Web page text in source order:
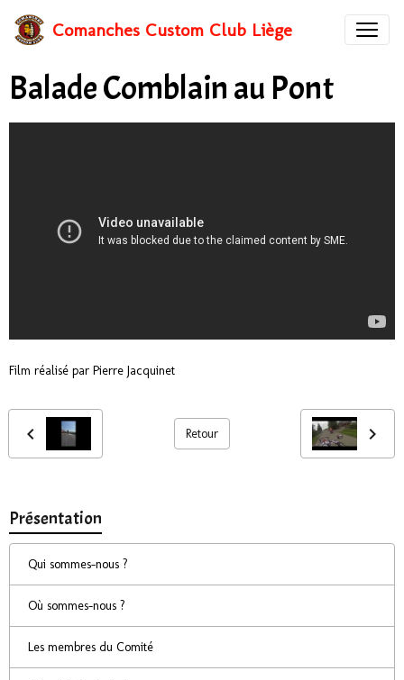
Comanches Custom Club Liège
Balade Comblain au Pont
Film réalisé par Pierre Jacquinet
Retour
Présentation
Qui sommes-nous ?
Où sommes-nous ?
Les membres du Comité